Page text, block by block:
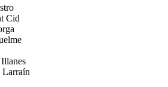
Cid
Larraín